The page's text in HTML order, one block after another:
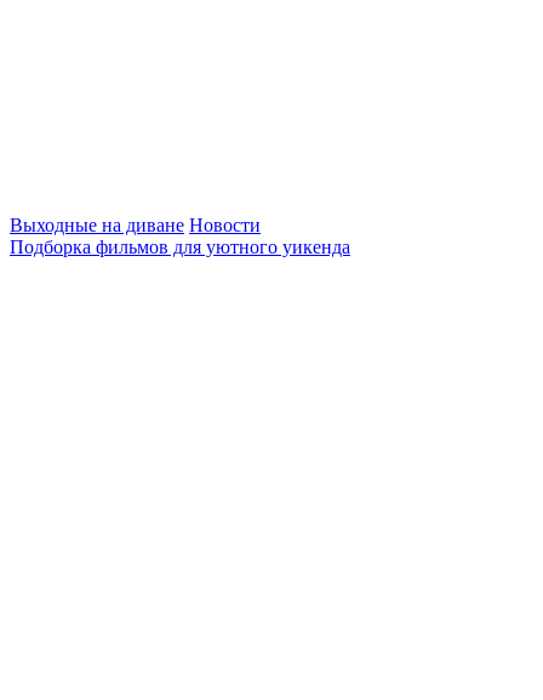
Выходные на диване Новости
Подборка фильмов для уютного уикенда